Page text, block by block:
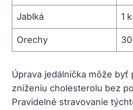
Jablká 1
Orechy
Úprava jedálnička môže byť
zníženiu cholesterolu bez
Pravidelné stravovanie